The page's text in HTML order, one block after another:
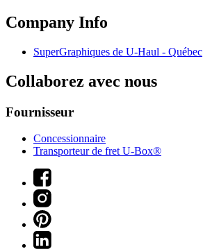
Company Info
SuperGraphiques de U-Haul - Québec
Collaborez avec nous
Fournisseur
Concessionnaire
Transporteur de fret U-Box®